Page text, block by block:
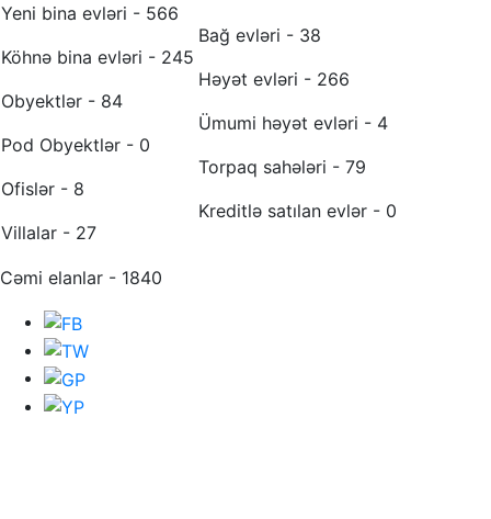
Yeni bina evləri - 566
Köhnə bina evləri - 245
Obyektlər - 84
Pod Obyektlər - 0
Ofislər - 8
Villalar - 27
Bağ evləri - 38
Həyət evləri - 266
Ümumi həyət evləri - 4
Torpaq sahələri - 79
Kreditlə satılan evlər - 0
Cəmi elanlar - 1840